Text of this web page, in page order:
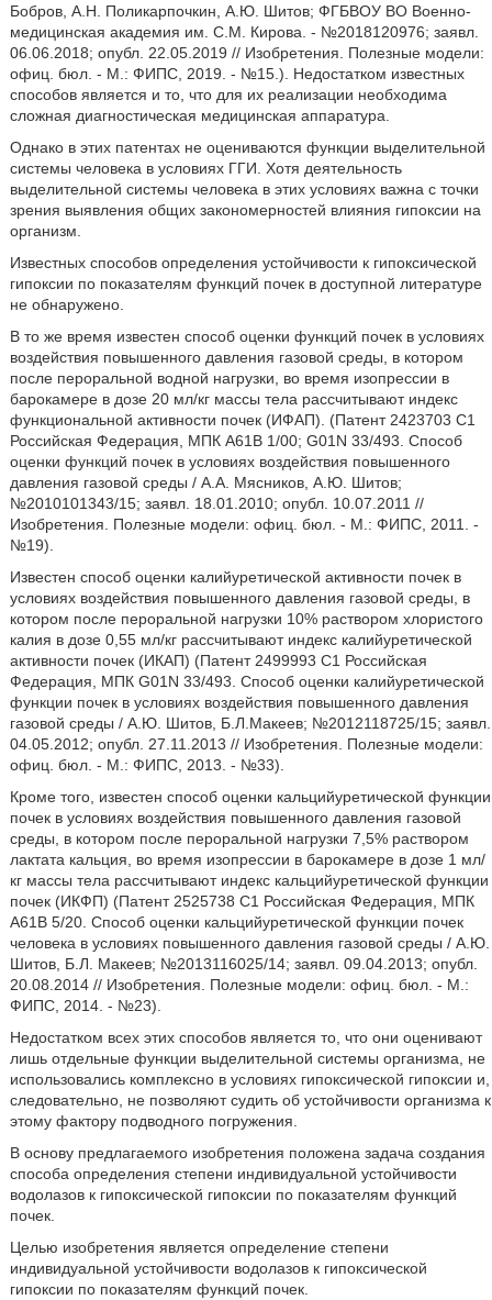
Бобров, А.Н. Поликарпочкин, А.Ю. Шитов; ФГБВОУ ВО Военно-
медицинская академия им. С.М. Кирова. - №2018120976; заявл.
06.06.2018; опубл. 22.05.2019 // Изобретения. Полезные модели:
офиц. бюл. - М.: ФИПС, 2019. - №15.). Недостатком известных
способов является и то, что для их реализации необходима
сложная диагностическая медицинская аппаратура.
Однако в этих патентах не оцениваются функции выделительной
системы человека в условиях ГГИ. Хотя деятельность
выделительной системы человека в этих условиях важна с точки
зрения выявления общих закономерностей влияния гипоксии на
организм.
Известных способов определения устойчивости к гипоксической
гипоксии по показателям функций почек в доступной литературе
не обнаружено.
В то же время известен способ оценки функций почек в условиях
воздействия повышенного давления газовой среды, в котором
после пероральной водной нагрузки, во время изопрессии в
барокамере в дозе 20 мл/кг массы тела рассчитывают индекс
функциональной активности почек (ИФАП). (Патент 2423703 С1
Российская Федерация, МПК А61В 1/00; G01N 33/493. Способ
оценки функций почек в условиях воздействия повышенного
давления газовой среды / А.А. Мясников, А.Ю. Шитов;
№2010101343/15; заявл. 18.01.2010; опубл. 10.07.2011 //
Изобретения. Полезные модели: офиц. бюл. - М.: ФИПС, 2011. -
№19).
Известен способ оценки калийуретической активности почек в
условиях воздействия повышенного давления газовой среды, в
котором после пероральной нагрузки 10% раствором хлористого
калия в дозе 0,55 мл/кг рассчитывают индекс калийуретической
активности почек (ИКАП) (Патент 2499993 С1 Российская
Федерация, МПК G01N 33/493. Способ оценки калийуретической
функции почек в условиях воздействия повышенного давления
газовой среды / А.Ю. Шитов, Б.Л.Макеев; №2012118725/15; заявл.
04.05.2012; опубл. 27.11.2013 // Изобретения. Полезные модели:
офиц. бюл. - М.: ФИПС, 2013. - №33).
Кроме того, известен способ оценки кальцийуретической функции
почек в условиях воздействия повышенного давления газовой
среды, в котором после пероральной нагрузки 7,5% раствором
лактата кальция, во время изопрессии в барокамере в дозе 1 мл/
кг массы тела рассчитывают индекс кальцийуретической функции
почек (ИКФП) (Патент 2525738 С1 Российская Федерация, МПК
А61В 5/20. Способ оценки кальцийуретической функции почек
человека в условиях повышенного давления газовой среды / А.Ю.
Шитов, Б.Л. Макеев; №2013116025/14; заявл. 09.04.2013; опубл.
20.08.2014 // Изобретения. Полезные модели: офиц. бюл. - М.:
ФИПС, 2014. - №23).
Недостатком всех этих способов является то, что они оценивают
лишь отдельные функции выделительной системы организма, не
использовались комплексно в условиях гипоксической гипоксии и,
следовательно, не позволяют судить об устойчивости организма к
этому фактору подводного погружения.
В основу предлагаемого изобретения положена задача создания
способа определения степени индивидуальной устойчивости
водолазов к гипоксической гипоксии по показателям функций
почек.
Целью изобретения является определение степени
индивидуальной устойчивости водолазов к гипоксической
гипоксии по показателям функций почек.